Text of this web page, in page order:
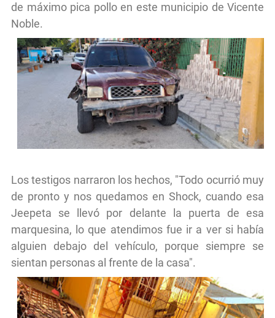
de máximo pica pollo en este municipio de Vicente
Noble.
Los testigos narraron los hechos, "Todo ocurrió muy
de pronto y nos quedamos en Shock, cuando esa
Jeepeta se llevó por delante la puerta de esa
marquesina, lo que atendimos fue ir a ver si había
alguien debajo del vehículo, porque siempre se
sientan personas al frente de la casa".